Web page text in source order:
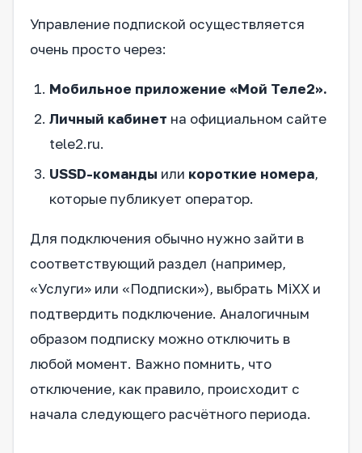
Управление подпиской осуществляется
очень просто через:
Мобильное приложение «Мой Теле2».
Личный кабинет на официальном сайте
tele2.ru.
USSD-команды или короткие номера,
которые публикует оператор.
Для подключения обычно нужно зайти в
соответствующий раздел (например,
«Услуги» или «Подписки»), выбрать MiXX и
подтвердить подключение. Аналогичным
образом подписку можно отключить в
любой момент. Важно помнить, что
отключение, как правило, происходит с
начала следующего расчётного периода.